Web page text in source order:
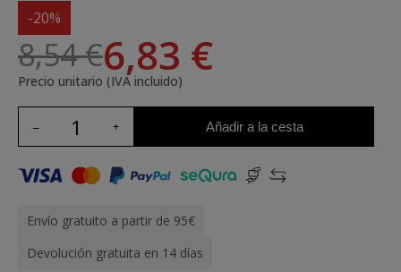
-20%
8,54 €6,83 €
Precio unitario (IVA incluido)
Añadir a la cesta
Envío gratuito a partir de 95€
Devolución gratuita en 14 días